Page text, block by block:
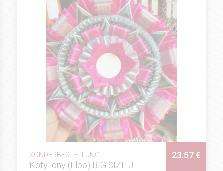
SONDERBESTELLUNG
Kotyliony (Floo) BIG SIZE J
23.57 €